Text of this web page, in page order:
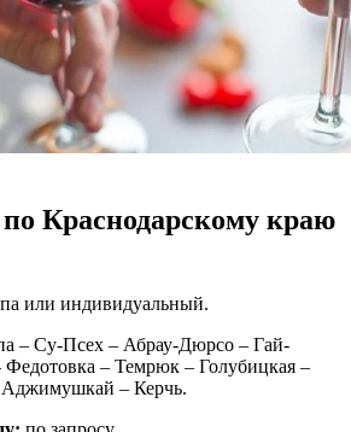
Краснодарскому краю
или индивидуальный.
– Су-Псех – Абрау-Дюрсо – Гай-
Федотовка – Темрюк – Голубицкая –
– Керчь.